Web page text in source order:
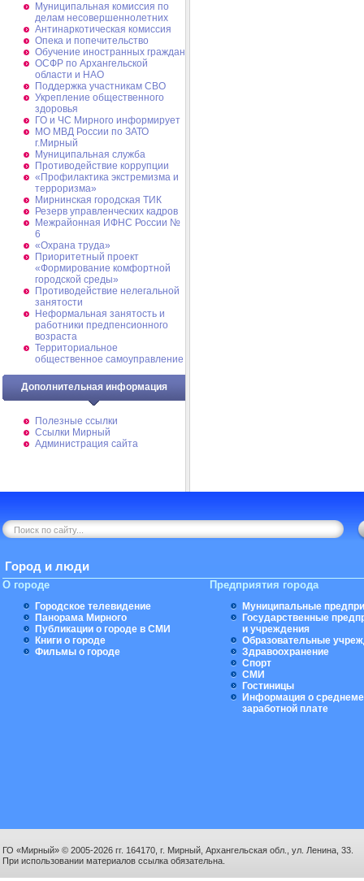
Муниципальная комиссия по
делам несовершеннолетних
Антинаркотическая комиссия
Опека и попечительство
Обучение иностранных граждан
ОСФР по Архангельской
области и НАО
Поддержка участникам СВО
Укрепление общественного
здоровья
ГО и ЧС Мирного информирует
МО МВД России по ЗАТО
г.Мирный
Муниципальная cлужба
Противодействие коррупции
«Профилактика экстремизма и
терроризма»
Мирнинская городская ТИК
Резерв управленческих кадров
Межрайонная ИФНС России №
6
«Охрана труда»
Приоритетный проект
«Формирование комфортной
городской среды»
Противодействие нелегальной
занятости
Неформальная занятость и
работники предпенсионного
возраста
Территориальное
общественное самоуправление
Дополнительная информация
Полезные ссылки
Ссылки Мирный
Администрация сайта
Город и люди
О городе
Городское телевидение
Панорама Мирного
Публикации о городе в СМИ
Книги о городе
Фильмы о городе
Предприятия города
Муниципальные
Государственные
и учреждения
Образовательные
Здравоохранение
Спорт
СМИ
Гостиницы
Информация о
заработной плате
ГО «Мирный» © 2005-2026 гг. 164170, г. Мирный, Архангельская обл., ул. Ленина, 33.
При использовании материалов ссылка обязательна.